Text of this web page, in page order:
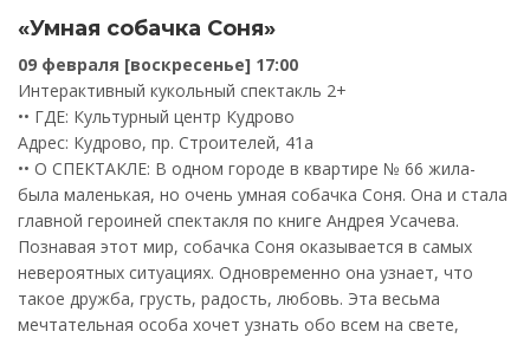
«Умная собачка Соня»
09 февраля [воскресенье] 17:00
Интерактивный кукольный спектакль 2+
•• ГДЕ: Культурный центр Кудрово
Адрес: Кудрово, пр. Строителей, 41а
•• О СПЕКТАКЛЕ: В одном городе в квартире № 66 жила-
была маленькая, но очень умная собачка Соня. Она и стала
главной героиней спектакля по книге Андрея Усачева.
Познавая этот мир, собачка Соня оказывается в самых
невероятных ситуациях. Одновременно она узнает, что
такое дружба, грусть, радость, любовь. Эта весьма
мечтательная особа хочет узнать обо всем на свете,